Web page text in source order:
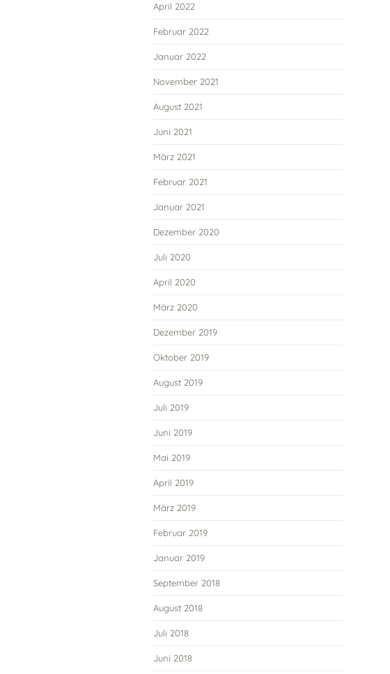
April 2022
Februar 2022
Januar 2022
November 2021
August 2021
Juni 2021
März 2021
Februar 2021
Januar 2021
Dezember 2020
Juli 2020
April 2020
März 2020
Dezember 2019
Oktober 2019
August 2019
Juli 2019
Juni 2019
Mai 2019
April 2019
März 2019
Februar 2019
Januar 2019
September 2018
August 2018
Juli 2018
Juni 2018